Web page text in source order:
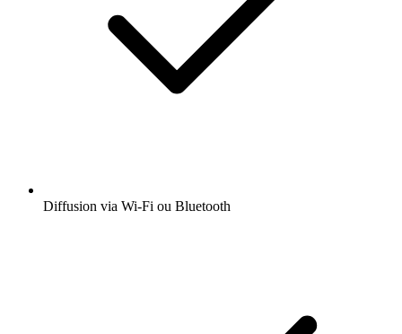
Diffusion via Wi-Fi ou Bluetooth